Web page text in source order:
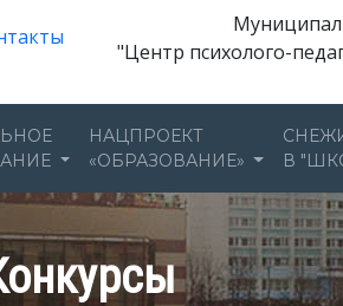
"Центр психолого-
НАЦПРОЕКТ
«ОБРАЗОВАНИЕ»
В